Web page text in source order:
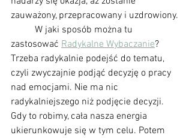
zauważony, przepracowany i uzdrowiony.
zastosować Radykalne Wybaczanie?
Trzeba radykalnie podejść do tematu,
czyli zwyczajnie podjąć decyzję o pracy
nad emocjami. Nie ma nic
radykalniejszego niż podjęcie decyzji.
Gdy to robimy, cała nasza energia
ukierunkowuje się w tym celu. Potem